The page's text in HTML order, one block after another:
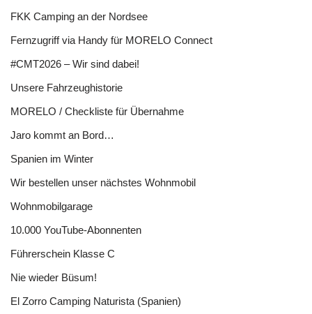
FKK Camping an der Nordsee
Fernzugriff via Handy für MORELO Connect
#CMT2026 – Wir sind dabei!
Unsere Fahrzeughistorie
MORELO / Checkliste für Übernahme
Jaro kommt an Bord…
Spanien im Winter
Wir bestellen unser nächstes Wohnmobil
Wohnmobilgarage
10.000 YouTube-Abonnenten
Führerschein Klasse C
Nie wieder Büsum!
El Zorro Camping Naturista (Spanien)